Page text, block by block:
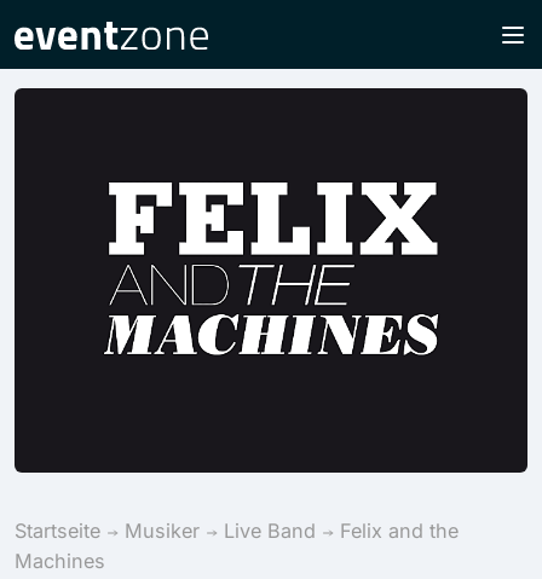
Startseite Musiker Live Band
Felix and the
Machines